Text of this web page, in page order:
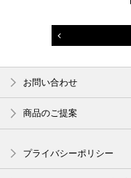
お問い合わせ
商品のご提案
プライバシーポリシー